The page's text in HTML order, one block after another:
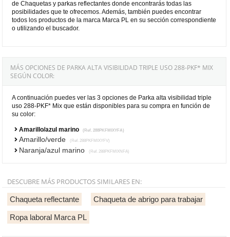
de Chaquetas y parkas reflectantes donde encontrarás todas las
posibilidades que te ofrecemos. Además, también puedes encontrar
todos los productos de la marca Marca PL en su sección correspondiente
o utilizando el buscador.
MÁS OPCIONES DE PARKA ALTA VISIBILIDAD TRIPLE USO 288-PKF* MIX
SEGÚN COLOR:
A continuación puedes ver las 3 opciones de Parka alta visibilidad triple
uso 288-PKF* Mix que están disponibles para su compra en función de
su color:
Amarillo/azul marino (Ref. 288PKFMIXYFA)
Amarillo/verde (Ref. 288PKFMIXYFV)
Naranja/azul marino (Ref. 288PKFMIXNFA)
DESCUBRE MÁS PRODUCTOS SIMILARES EN:
Chaqueta reflectante Chaqueta de abrigo para trabajar
Ropa laboral Marca PL